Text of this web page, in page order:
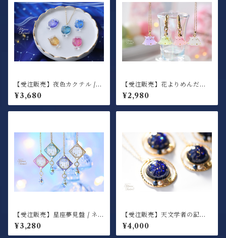
【受注販売】夜色カクテル /
ネックレス
¥3,680
【受注販売】花よりめんだこ /
ネックレス or キーホルダー
¥2,980
【受注販売】星座夢見盤 / ネ
ックレス
¥3,280
【受注販売】天文学者の記憶
ペンダント
¥4,000